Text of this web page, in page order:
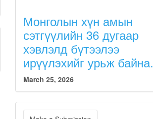
Монголын хүн амын
сэтгүүлийн 36 дугаар
хэвлэлд бүтээлээ
ирүүлэхийг урьж байна.
March 25, 2026
Make